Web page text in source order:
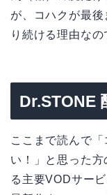
が、コハクが最
り続ける理由なの
Dr.STONE
ここまで読んで
い！」と思った
る主要VODサー